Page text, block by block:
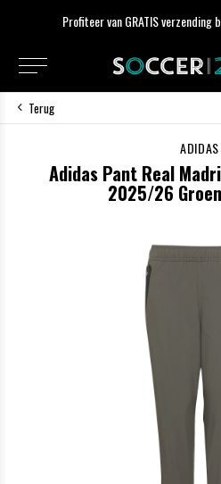
Profiteer van GRATIS verzending
Terug
ADIDAS
Adidas Pant Real
2025/26